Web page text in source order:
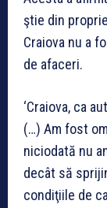
ştie din
Craiova nu a
de afaceri.
‘Craiova, ca
(…) Am fost
niciodată nu
decât să
condiţiile de